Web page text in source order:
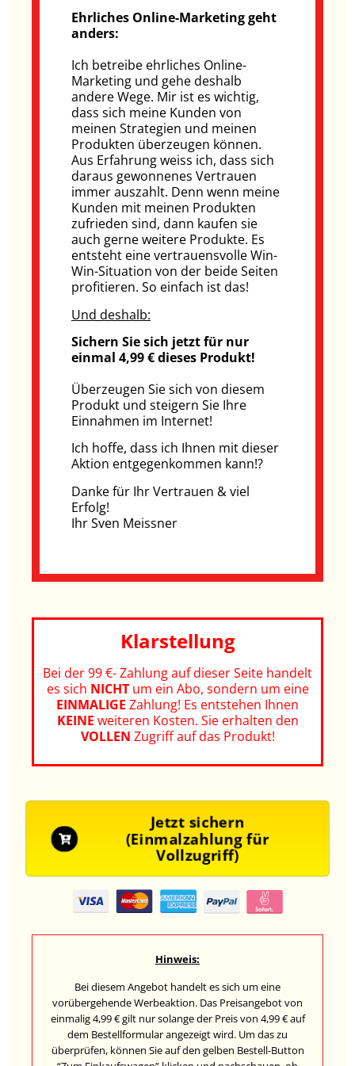
Ehrliches Online-Marketing geht
anders:
Ich betreibe ehrliches Online-
Marketing und gehe deshalb
andere Wege. Mir ist es wichtig,
dass sich meine Kunden von
meinen Strategien und meinen
Produkten überzeugen können.
Aus Erfahrung weiss ich, dass sich
daraus gewonnenes Vertrauen
immer auszahlt. Denn wenn meine
Kunden mit meinen Produkten
zufrieden sind, dann kaufen sie
auch gerne weitere Produkte. Es
entsteht eine vertrauensvolle Win-
Win-Situation von der beide Seiten
profitieren. So einfach ist das!
Und deshalb:
Sichern Sie sich jetzt für nur
einmal 4,99 € dieses Produkt!
Überzeugen Sie sich von diesem
Produkt und steigern Sie Ihre
Einnahmen im Internet!
Ich hoffe, dass ich Ihnen mit dieser
Aktion entgegenkommen kann!?
Danke für Ihr Vertrauen & viel
Erfolg!
Ihr Sven Meissner
Klarstellung
Bei der 99 €- Zahlung auf dieser Seite handelt
es sich NICHTum ein Abo, sondern um eine
EINMALIGE Zahlung! Es entstehen Ihnen
KEINE weiteren Kosten. Sie erhalten den
VOLLEN Zugriff auf das Produkt!
Jetzt sichern
(Einmalzahlung für
Vollzugriff)
Hinweis:
Bei diesem Angebot handelt es sich um eine
vorübergehende Werbeaktion. Das Preisangebot von
einmalig 4,99 € gilt nur solange der Preis von 4,99 € auf
dem Bestellformular angezeigt wird. Um das zu
überprüfen, können Sie auf den gelben Bestell-Button